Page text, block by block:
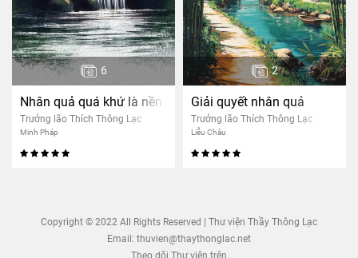
6
Nhân quả quá khứ là nền tảng cho nhân quả hiện tại
Trưởng lão Thích Thông Lạc
Minh Pháp
2
Giải quyết nhân quả
Trưởng lão Thích Thông Lạc
Liễu Châu
Copyright © 2022 All Rights Reserved | Thư viện Thầy Thông Lạc
Email: thuvien@thaythonglac.net
Theo dõi Thư viện trên